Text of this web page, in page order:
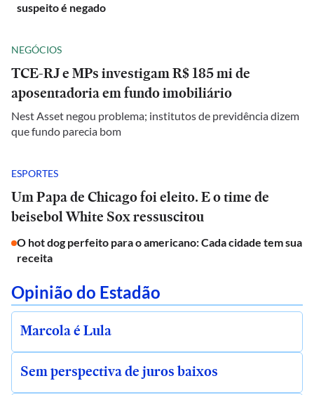
suspeito é negado
NEGÓCIOS
TCE-RJ e MPs investigam R$ 185 mi de
aposentadoria em fundo imobiliário
Nest Asset negou problema; institutos de previdência dizem
que fundo parecia bom
ESPORTES
Um Papa de Chicago foi eleito. E o time de
beisebol White Sox ressuscitou
O hot dog perfeito para o americano: Cada cidade tem sua
receita
Opinião do Estadão
Marcola é Lula
Sem perspectiva de juros baixos